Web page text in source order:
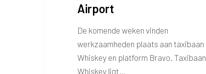
Airport
De komende weken vinden
werkzaamheden plaats aan taxibaan
Whiskey en platform Bravo. Taxibaan
Whiskey ligt…